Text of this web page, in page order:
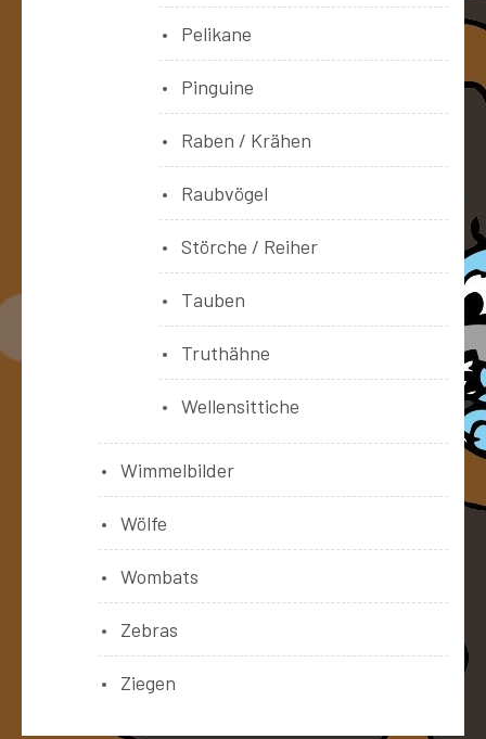
Pelikane
Pinguine
Raben / Krähen
Raubvögel
Störche / Reiher
Tauben
Truthähne
Wellensittiche
Wimmelbilder
Wölfe
Wombats
Zebras
Ziegen